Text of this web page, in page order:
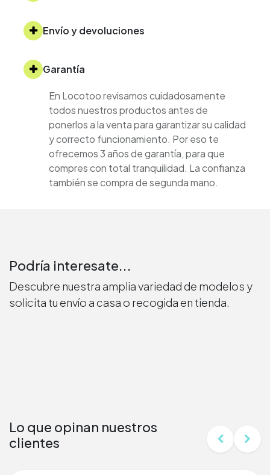
Envío y devoluciones
Garantía
En Locotoo revisamos cuidadosamente
todos nuestros productos antes de
ponerlos a la venta para garantizar su calidad
y correcto funcionamiento. Por eso te
ofrecemos 3 años de garantía, para que
compres con total tranquilidad. La confianza
también se compra de segunda mano.
Podría interesate...
Descubre nuestra amplia variedad de modelos y
solicita tu envío a casa o recogida en tienda.
Lo que opinan nuestros
clientes